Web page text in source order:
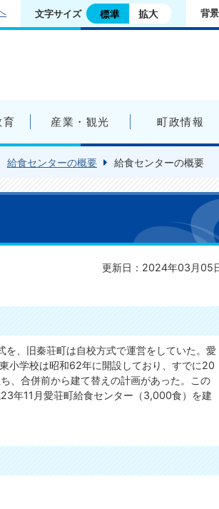
文字サイズ 背
育 産業・観光 町政情報
給食センターの概要 給食センターの概要
更新日：2024年03月05
、旧秦荘町は自校方式で運営をしていた。愛
小学校は昭和62年に開設しており、すでに20
、合併前から建て替えの計画があった。この
年11月愛荘町給食センター（3,000食）を建